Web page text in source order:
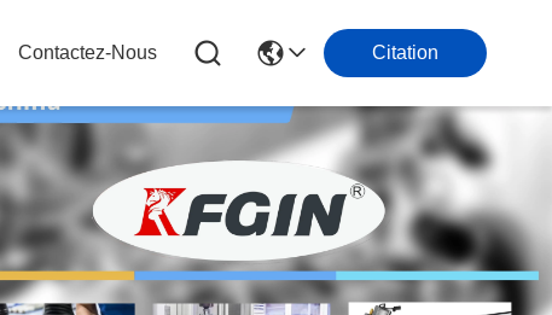
Contactez-Nous Citation